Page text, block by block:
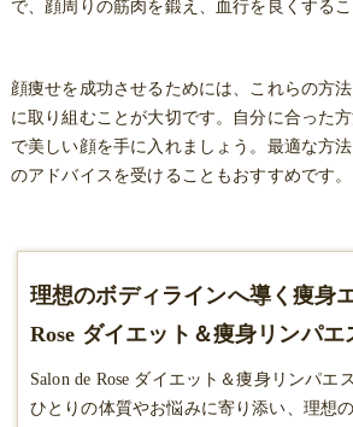
で、顔周りの筋肉を鍛え、血行を良くするこ
顔痩せを成功させるためには、これらの方
に取り組むことが大切です。自分に合った
で美しい顔を手に入れましょう。最適な方
のアドバイスを受けることもおすすめです。
理想のボディラインへ導く痩身
Rose ダイエット＆痩身リンパエ
Salon de Rose ダイエット＆痩身リンパエ
ひとりの体質やお悩みに寄り添い、理想